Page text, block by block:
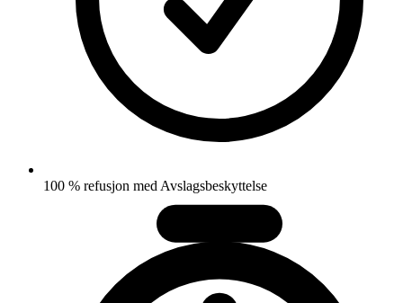
100 % refusjon med Avslagsbeskyttelse